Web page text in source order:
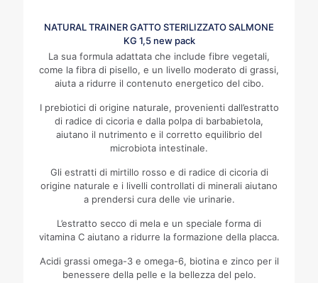
NATURAL TRAINER GATTO STERILIZZATO SALMONE
KG 1,5 new pack
La sua formula adattata che include fibre vegetali,
come la fibra di pisello, e un livello moderato di grassi,
aiuta a ridurre il contenuto energetico del cibo.
I prebiotici di origine naturale, provenienti dall’estratto
di radice di cicoria e dalla polpa di barbabietola,
aiutano il nutrimento e il corretto equilibrio del
microbiota intestinale.
Gli estratti di mirtillo rosso e di radice di cicoria di
origine naturale e i livelli controllati di minerali aiutano
a prendersi cura delle vie urinarie.
L’estratto secco di mela e un speciale forma di
vitamina C aiutano a ridurre la formazione della placca.
Acidi grassi omega-3 e omega-6, biotina e zinco per il
benessere della pelle e la bellezza del pelo.